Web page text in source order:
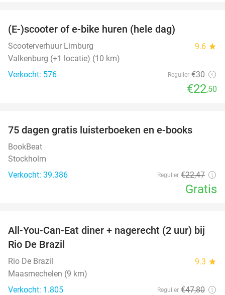
(E-)scooter of e-bike huren (hele dag)
Scooterverhuur Limburg 9.6 star
Valkenburg (+1 locatie) (10 km)
Verkocht: 576
Regulier €30
€22,50
75 dagen gratis luisterboeken en e-books
BookBeat
Stockholm
Verkocht: 39.386
Regulier €22,47
Gratis
27%
All-You-Can-Eat diner + nagerecht (2 uur) bij
Rio De Brazil
Rio De Brazil 9.3 star
Maasmechelen (9 km)
Verkocht: 1.805
Regulier €47,80